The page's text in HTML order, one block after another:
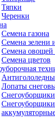
Тяпки
Черенки
Семена газона
Семена зелени
Семена овощей
Семена цветов
Лопаты
Снегоуборщики